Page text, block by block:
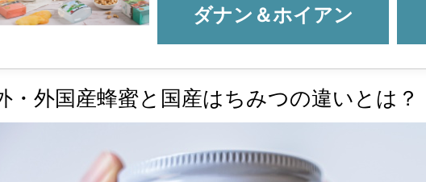
ダナン＆ホイアン
・外国産蜂蜜と国産はちみつの違いとは？